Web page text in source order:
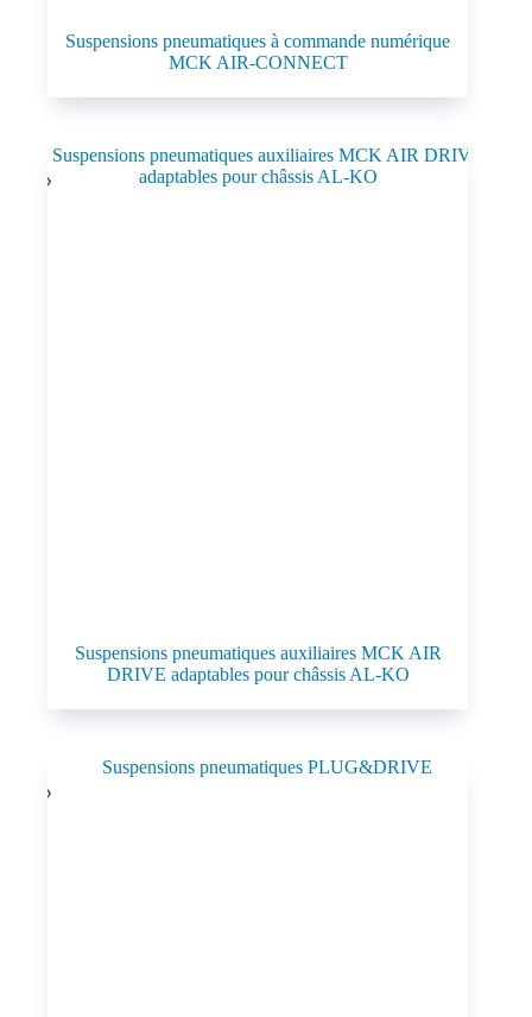
Suspensions pneumatiques à commande numérique
MCK AIR-CONNECT
Suspensions pneumatiques auxiliaires MCK AIR
DRIVE adaptables pour châssis AL-KO